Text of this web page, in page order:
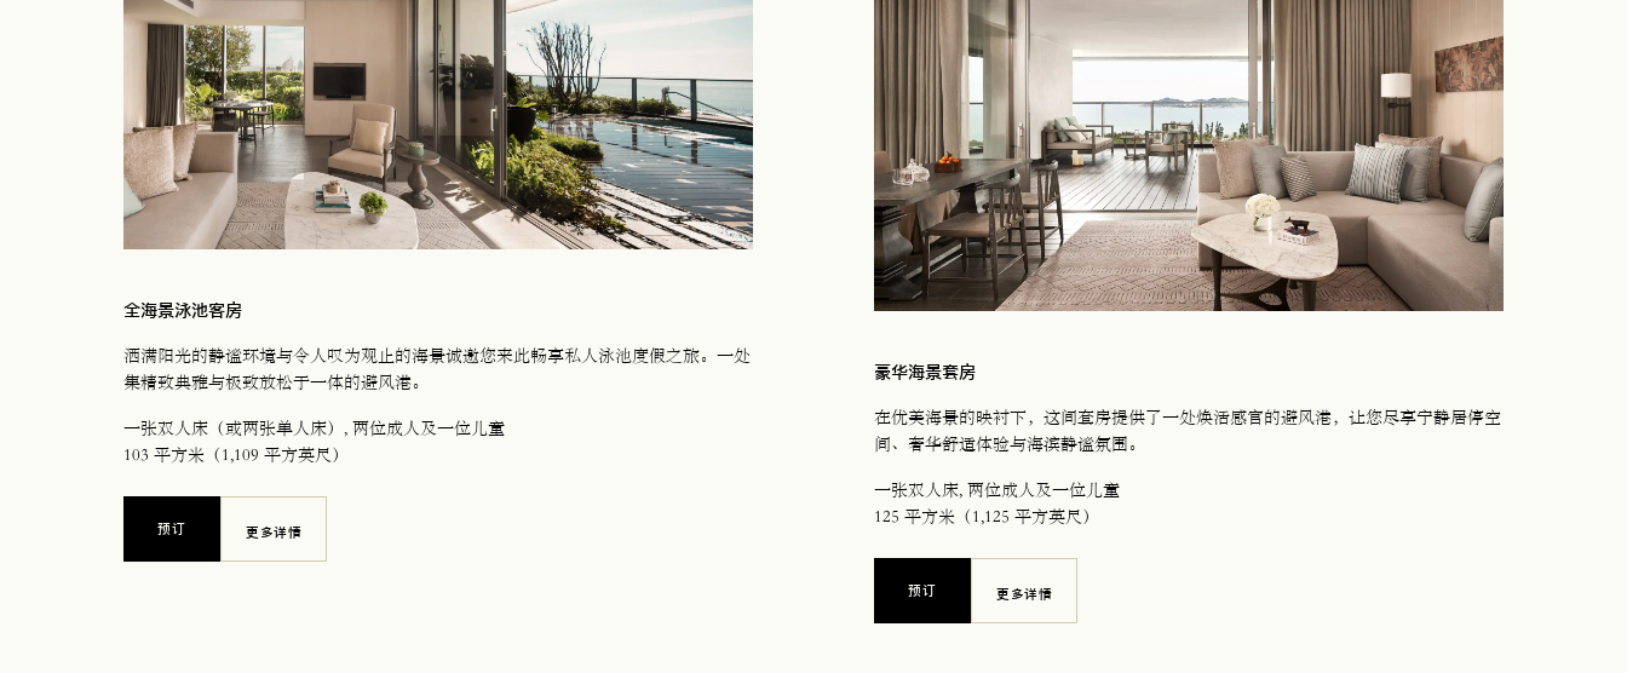
全海景泳池客房
洒满阳光的静谧环境与令人叹为观止的海景诚邀您来此畅享私人泳池度假之旅。一处
集精致典雅与极致放松于一体的避风港。
一张双人床（或两张单人床） , 两位成人及一位儿童
103 平方米（1,109 平方英尺）
预订 更多详情
豪华海景套房
在优美海景的映衬下，这间套房提供了一处焕活感官的避风港，让您尽享宁静居停空
间、奢华舒适体验与海滨静谧氛围。
一张双人床, 两位成人及一位儿童
125 平方米（1,125 平方英尺）
预订 更多详情